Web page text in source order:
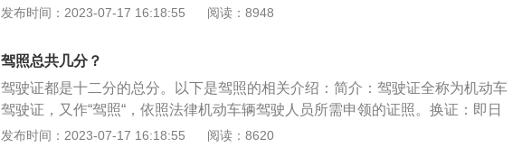
身份核对处分配座位，找到后开始考试，注意摄像头对准自己遵守考试纪律，一
没有签字视为无效。科目一考试没有预约次数的限制，每个科目考试一次，考试
不合格的，可以补考一次。不参加补考或者补考仍不合格的，本次考试终止，申
请人应当重新预约考试。而科目二和科目三则规定只有5次考试机会，科目二、
科目三考试应当在十日后预约。科目三安全文明驾驶常识考试不合格的，已通过
1分，记分周期为一个审验期，一个周期被记12分，该驾驶人就失去驾驶资格，
的作用：记分起到强行驾驶人遵守交通安全法作用，从而减少交通事故发案率，
但是执法中对驾驶人记分处罚丧失了严肃性、规范性，使记分流于形式。
发布时间：2023-07-17 16:18:55 阅读：8948
驾照总共几分？
驾驶证都是十二分的总分。以下是驾照的相关介绍：简介：驾驶证全称为机动车
驾驶证，又作“驾照“，依照法律机动车辆驾驶人员所需申领的证照。换证：即日
起，市民换领新版驾驶证，携带两张身份证复印件、两张1寸免冠彩色近照及身
发布时间：2023-07-17 16:18:55 阅读：8620